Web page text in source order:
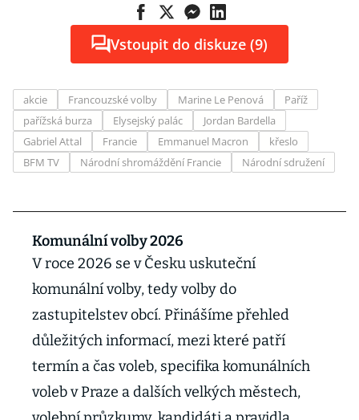
Vstoupit do diskuze (9)
akcie Francouzské volby Marine Le Penová
Paříž
pařížská burza
Elysejský palác
Jordan Bardella
Gabriel Attal
Francie Emmanuel Macron
křeslo
BFM TV
Národní shromáždění Francie Národní sdružení
Komunální volby 2026
V roce 2026 se v Česku uskuteční
komunální volby, tedy volby do
zastupitelstev obcí. Přinášíme přehled
důležitých informací, mezi které patří
termín a čas voleb, specifika komunálních
voleb v Praze a dalších velkých městech,